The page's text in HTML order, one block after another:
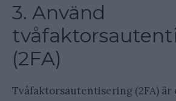
3. Använd
(2FA)
Tvåfaktorsautentisering (2FA)